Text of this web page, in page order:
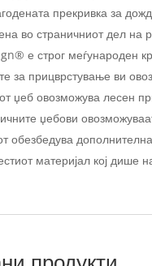
прекривка за
во страничниот дел на
е строг меѓународен
за прицврстување ви
џеб овозможува лесен
џебови
обезбедува
материјал кој дише